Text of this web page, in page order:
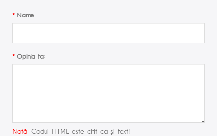
Name
Opinia ta:
Notă: Codul HTML este citit ca şi text!